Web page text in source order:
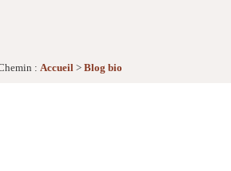
: Accueil > Blog bio